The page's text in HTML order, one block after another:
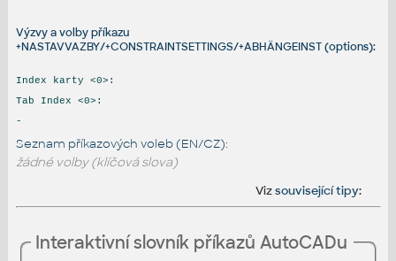
Výzvy a volby příkazu
+NASTAVVAZBY/+CONSTRAINTSETTINGS/+ABHÄNGEINST (options):
Index karty <0>:
Tab Index <0>:
-
Seznam příkazových voleb (EN/CZ):
žádné volby (klíčová slova)
Vizsouvisející tipy:
Interaktivní slovník příkazů AutoCADu